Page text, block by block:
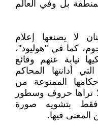
بل وفي العالم
لا يصنعها إعلام
كما في "هوليود"،
نيابة عنهم وقائع
أدانتها المحاكم
الممنوعة من
تراها حروف وسطور
فقط بتشويه صورة
المعنى فيها.